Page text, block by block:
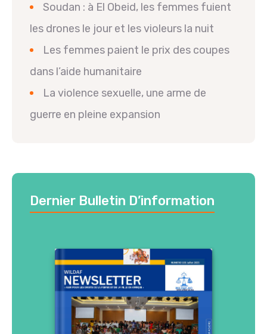
Soudan : à El Obeid, les femmes fuient
les drones le jour et les violeurs la nuit
Les femmes paient le prix des coupes
dans l’aide humanitaire
La violence sexuelle, une arme de
guerre en pleine expansion
Dernier Bulletin D’information